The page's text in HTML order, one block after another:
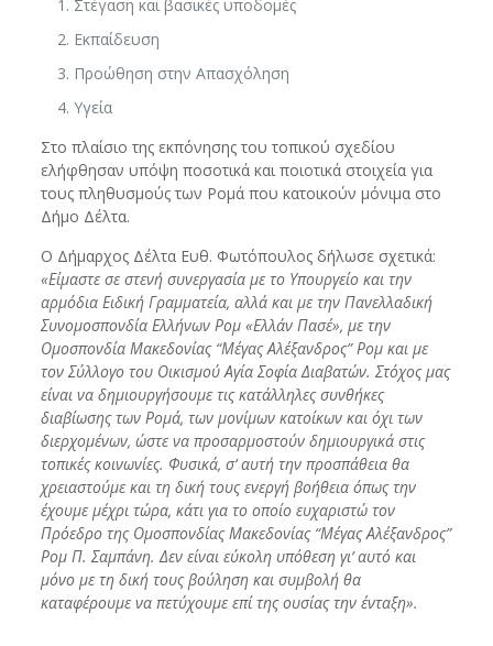
Στέγαση και βασικές υποδομές
Εκπαίδευση
Προώθηση στην Απασχόληση
Υγεία
Στο πλαίσιο της εκπόνησης του τοπικού σχεδίου
ελήφθησαν υπόψη ποσοτικά και ποιοτικά στοιχεία για
τους πληθυσμούς των Ρομά που κατοικούν μόνιμα στο
Δήμο Δέλτα.
Ο Δήμαρχος Δέλτα Ευθ. Φωτόπουλος δήλωσε σχετικά:
«Είμαστε σε στενή συνεργασία με το Υπουργείο και την
αρμόδια Ειδική Γραμματεία, αλλά και με την Πανελλαδική
Συνομοσπονδία Ελλήνων Ρομ «Ελλάν Πασέ», με την
Ομοσπονδία Μακεδονίας “Μέγας Αλέξανδρος” Ρομ και με
τον Σύλλογο του Οικισμού Αγία Σοφία Διαβατών. Στόχος μας
είναι να δημιουργήσουμε τις κατάλληλες συνθήκες
διαβίωσης των Ρομά, των μονίμων κατοίκων και όχι των
διερχομένων, ώστε να προσαρμοστούν δημιουργικά στις
τοπικές κοινωνίες. Φυσικά, σ’ αυτή την προσπάθεια θα
χρειαστούμε και τη δική τους ενεργή βοήθεια όπως την
έχουμε μέχρι τώρα, κάτι για το οποίο ευχαριστώ τον
Πρόεδρο της Ομοσπονδίας Μακεδονίας “Μέγας Αλέξανδρος”
Ρομ Π. Σαμπάνη. Δεν είναι εύκολη υπόθεση γι’ αυτό και
μόνο με τη δική τους βούληση και συμβολή θα
καταφέρουμε να πετύχουμε επί της ουσίας την ένταξη».